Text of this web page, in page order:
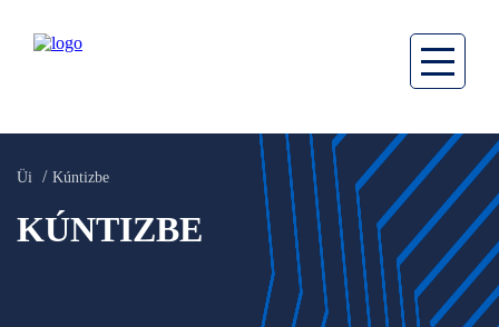
Üi Kúntizbe
KÚNTIZBE